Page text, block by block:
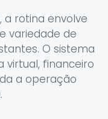
a rotina envolve
variedade de
O sistema
virtual, financeiro
a operação